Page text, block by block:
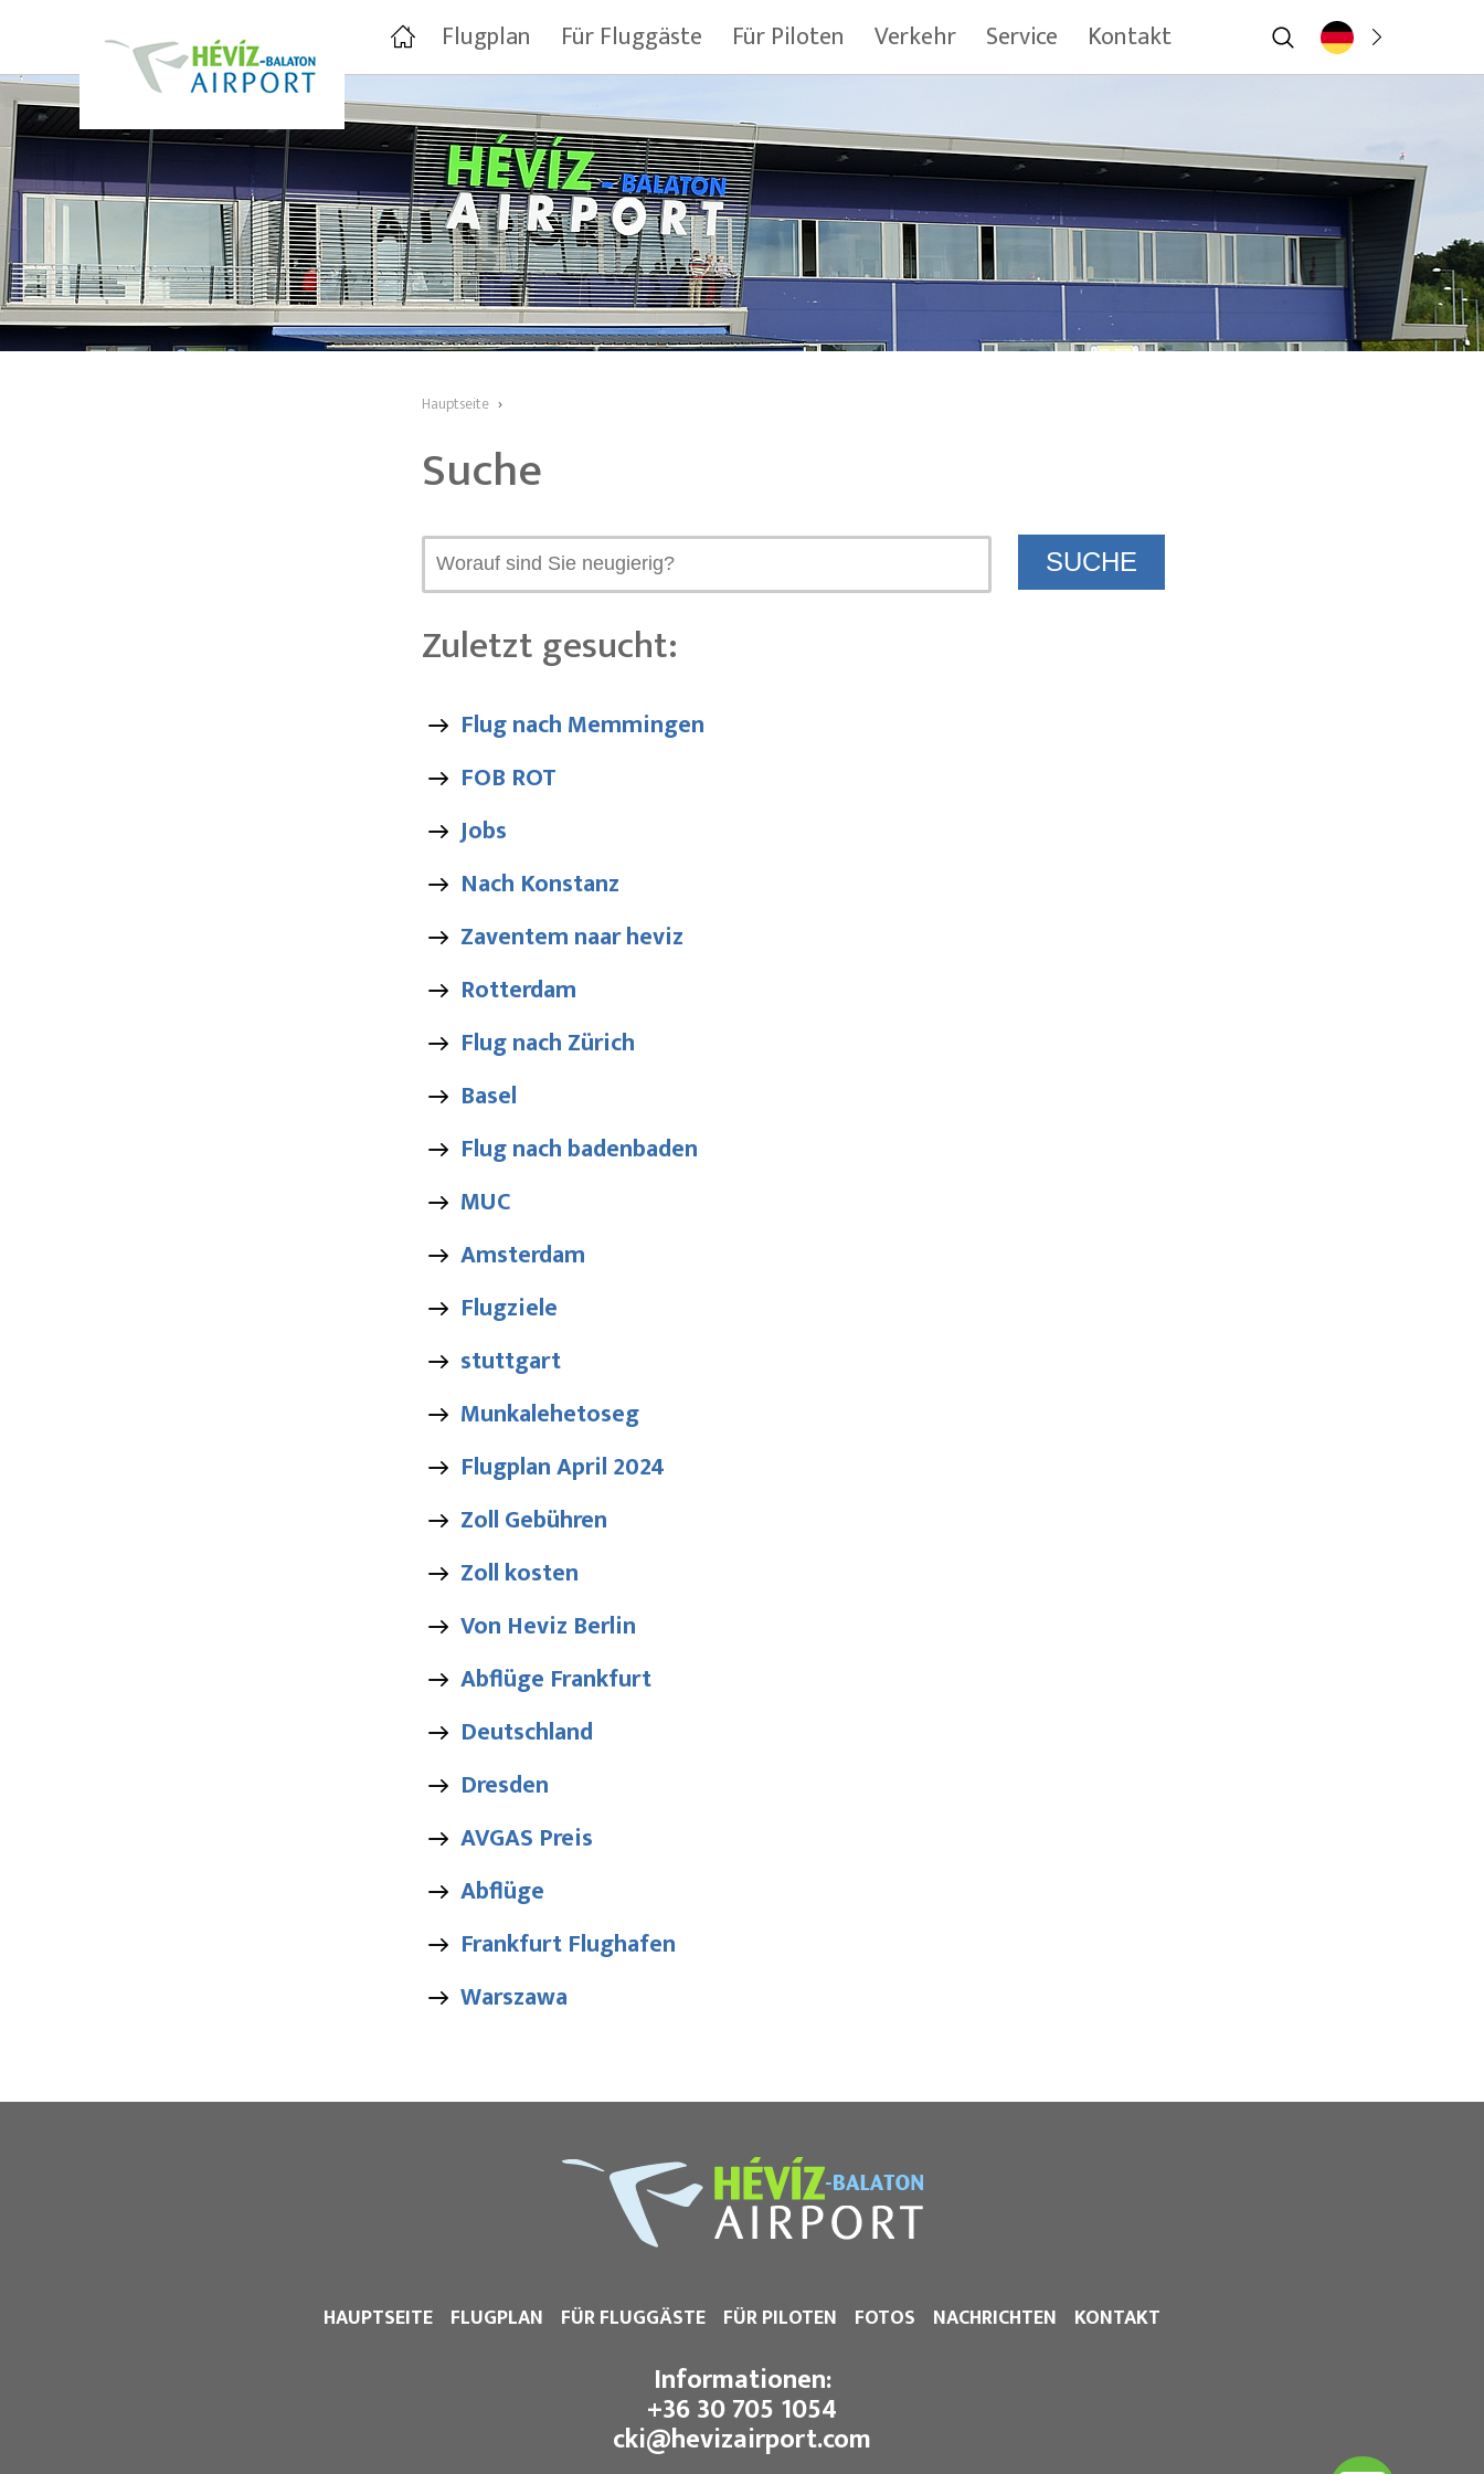
Flugplan Für Fluggäste Für Piloten Verkehr Service Kontakt
Hauptseite ›
Suche
Zuletzt gesucht:
Flug nach Memmingen
FOB ROT
Jobs
Nach Konstanz
Zaventem naar heviz
Rotterdam
Flug nach Zürich
Basel
Flug nach badenbaden
MUC
Amsterdam
Flugziele
stuttgart
Munkalehetoseg
Flugplan April 2024
Zoll Gebühren
Zoll kosten
Von Heviz Berlin
Abflüge Frankfurt
Deutschland
Dresden
AVGAS Preis
Abflüge
Frankfurt Flughafen
Warszawa
HAUPTSEITE FLUGPLAN FÜR FLUGGÄSTE FÜR PILOTEN FOTOS NACHRICHTEN KONTAKT
Informationen:
+36 30 705 1054
cki@hevizairport.com